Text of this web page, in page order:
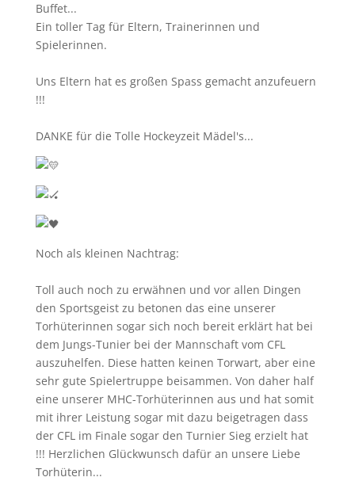
Buffet...
Ein toller Tag für Eltern, Trainerinnen und
Spielerinnen.
Uns Eltern hat es großen Spass gemacht anzufeuern
!!!
DANKE für die Tolle Hockeyzeit Mädel's...
Noch als kleinen Nachtrag:
Toll auch noch zu erwähnen und vor allen Dingen
den Sportsgeist zu betonen das eine unserer
Torhüterinnen sogar sich noch bereit erklärt hat bei
dem Jungs-Tunier bei der Mannschaft vom CFL
auszuhelfen. Diese hatten keinen Torwart, aber eine
sehr gute Spielertruppe beisammen. Von daher half
eine unserer MHC-Torhüterinnen aus und hat somit
mit ihrer Leistung sogar mit dazu beigetragen dass
der CFL im Finale sogar den Turnier Sieg erzielt hat
!!! Herzlichen Glückwunsch dafür an unsere Liebe
Torhüterin...